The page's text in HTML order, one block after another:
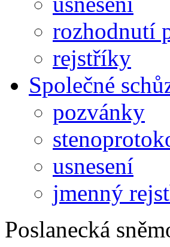
rozhodnutí
rejstříky
Společné
pozvánky
usnesení
jmenný
Poslanecká